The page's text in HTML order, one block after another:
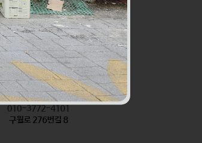
서기네 말랑강정
식품
010-3772-4101
구월로 276번길 8